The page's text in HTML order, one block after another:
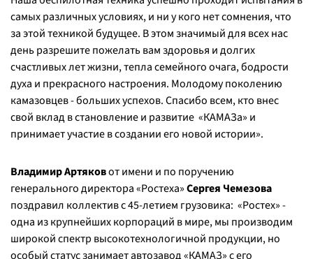
самых различных условиях, и ни у кого нет сомнения, что
за этой техникой будущее. В этом значимый для всех нас
день разрешите пожелать вам здоровья и долгих
счастливых лет жизни, тепла семейного очага, бодрости
духа и прекрасного настроения. Молодому поколению
камазовцев - больших успехов. Спасибо всем, кто внес
свой вклад в становление и развитие «КАМАЗа» и
принимает участие в создании его новой истории».
Владимир Артяковот имени и по поручению
генерального директора «Ростеха»Сергея Чемезова
поздравил коллектив с 45-летием грузовика: «Ростех» -
одна из крупнейших корпораций в мире, мы производим
широкой спектр высокотехнологичной продукции, но
особый статус занимает автозавод «КАМАЗ» с его